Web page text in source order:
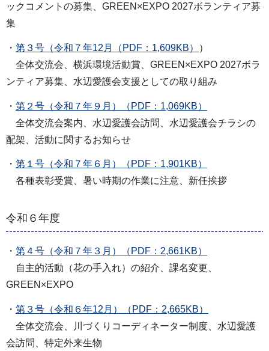
ックコメントの募集、GREEN×EXPO 2027ボランティア募
集
・ 第３号（令和７年12月（PDF：1,609KB）
）
全体交流会、横浜環境活動賞、GREEN×EXPO 2027ボラ
ンティア募集、水辺愛護会支援としての取り組み
・ 第２号（令和７年９月）（PDF：1,069KB）
全体交流会案内、水辺愛護会訪問、水辺愛護会チラシの
配架、活動に関するお知らせ
・ 第１号（令和７年６月）（PDF：1,901KB）
各種表彰受賞、暑い時期の作業に注意、新任挨拶
令和６年度
・ 第４号（令和７年３月）（PDF：2,661KB）
自主的活動（花の手入れ）の紹介、課名変更、
GREEN×EXPO
・ 第３号（令和６年12月）（PDF：2,665KB）
全体交流会、川づくりコーディネーター制度、水辺愛護
会訪問、特定外来生物